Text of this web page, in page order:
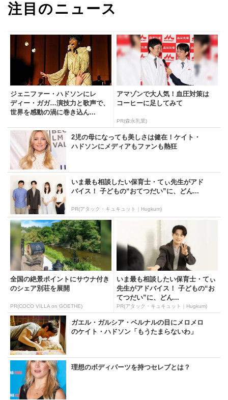
注目のニュース
ジェニファー・ハドソンにレ
ディー・ガガ…演技力と歌声で、
世界を感動の渦に巻き込ん...
アマゾンで大人気！血圧対策は
コーヒーに足してみて
PR(森永乳業)
2児の母になっても美しさは健在！ケイト・
ハドソンにメディアもファンも熱狂
いま最も相談したい保育士・てぃ先生がアド
バイス！ 子どもの“おてつだい”に、どん...
PR(アタック・キュキュット｜Hugkum)
全国の絶景ポイントにサウナ付き
のシェア別荘を展開
PR(COCO VILLA on GOETHE)
いま最も相談したい保育士・てぃ
先生がアドバイス！ 子どもの“お
てつだい”に、どん...
PR(アタック・キュキュット｜Hugkum)
ガエル・ガルシア・ベルナルの目にメロメロ
のケイト・ハドソン「もうたまらないわ」
理想のボディパーツを持つセレブとは？